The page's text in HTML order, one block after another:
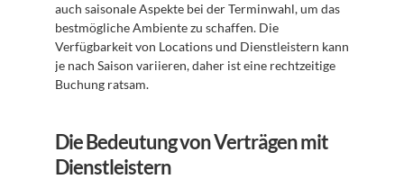
auch saisonale Aspekte bei der Terminwahl, um das
bestmögliche Ambiente zu schaffen. Die
Verfügbarkeit von Locations und Dienstleistern kann
je nach Saison variieren, daher ist eine rechtzeitige
Buchung ratsam.
Die Bedeutung von Verträgen mit
Dienstleistern